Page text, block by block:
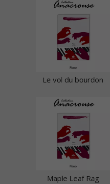
Le vol du bourdon
Maple Leaf Rag